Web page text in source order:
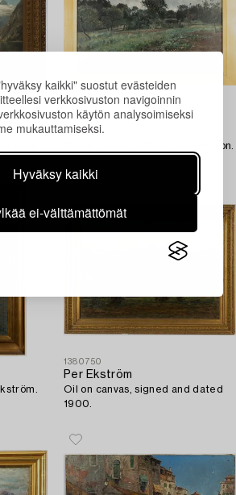
kaikki" suostut evästeiden
verkkosivuston navigoinnin
käytön analysoimiseksi
mukauttamiseksi.
Hyväksy kaikki
ei-välttämättömät
dated
1384775
Johan Ericson
Oil on canvas, signed Joh. Ericson.
1380750
Per Ekström
Oil on canvas, signed and dated
1900.